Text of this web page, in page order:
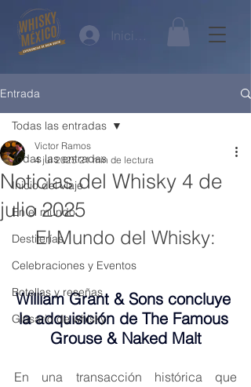
Iniciar sesión
Entrada
Todas las entradas
Inicio del viaje
En el mundo
Destilerías
Celebraciones y Eventos
Botellas y reseñas
Glosario de whisky
Todas las entradas
Noticias del Whisky 4 de
julio 2025
Victor Ramos
4 jul 2025 21 min de lectura
El Mundo del Whisky:
William Grant & Sons concluye
la adquisición de The Famous
Grouse & Naked Malt
En una transacción histórica que